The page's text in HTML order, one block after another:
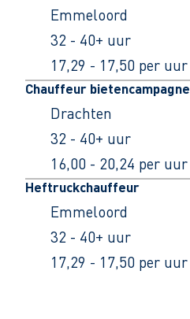
Emmeloord
32 - 40+ uur
17,29 - 17,50 per uur
Chauffeur bietencampagne
Drachten
32 - 40+ uur
16,00 - 20,24 per uur
Heftruckchauffeur
Emmeloord
32 - 40+ uur
17,29 - 17,50 per uur